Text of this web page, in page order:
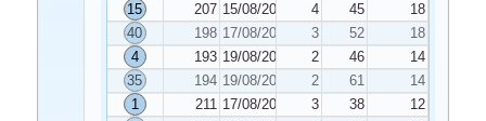
15
207 15/08/2020 4 45
18
40
198 17/08/2020 3 52
18
4
193 19/08/2020 2 46
14
35
194 19/08/2020 2 61
14
1
211 17/08/2020 3 38
12